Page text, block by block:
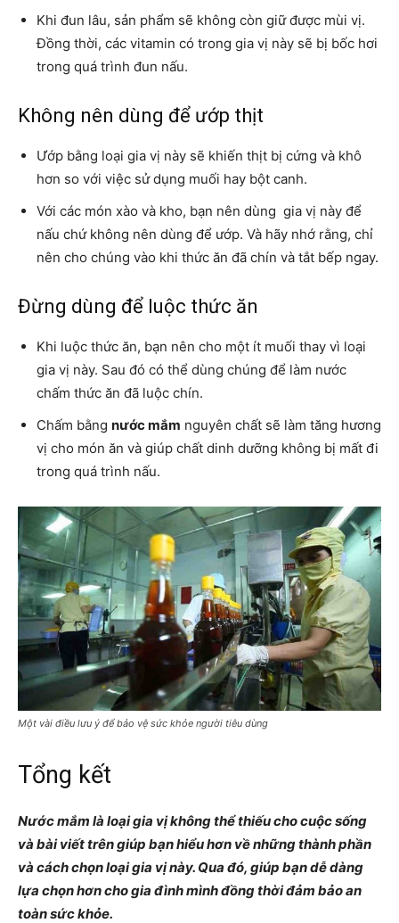
Khi đun lâu, sản phẩm sẽ không còn giữ được mùi vị.
Đồng thời, các vitamin có trong gia vị này sẽ bị bốc hơi
trong quá trình đun nấu.
Không nên dùng để ướp thịt
Ướp bằng loại gia vị này sẽ khiến thịt bị cứng và khô
hơn so với việc sử dụng muối hay bột canh.
Với các món xào và kho, bạn nên dùng gia vị này để
nấu chứ không nên dùng để ướp. Và hãy nhớ rằng, chỉ
nên cho chúng vào khi thức ăn đã chín và tắt bếp ngay.
Đừng dùng để luộc thức ăn
Khi luộc thức ăn, bạn nên cho một ít muối thay vì loại
gia vị này. Sau đó có thể dùng chúng để làm nước
chấm thức ăn đã luộc chín.
Chấm bằng nước mắm nguyên chất sẽ làm tăng hương
vị cho món ăn và giúp chất dinh dưỡng không bị mất đi
trong quá trình nấu.
Một vài điều lưu ý để bảo vệ sức khỏe người tiêu dùng
Tổng kết
Nước mắm là loại gia vị không thể thiếu cho cuộc sống
và bài viết trên giúp bạn hiểu hơn về những thành phần
và cách chọn loại gia vị này. Qua đó, giúp bạn dễ dàng
lựa chọn hơn cho gia đình mình đồng thời đảm bảo an
toàn sức khỏe.